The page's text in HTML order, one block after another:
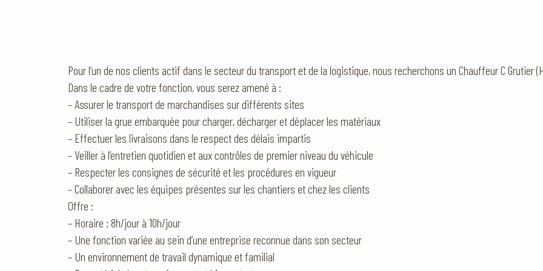
Pour l’un de nos clients actif dans le secteur du transport et de la logistique, nous recherchons un Chauffeur C Grutier
Dans le cadre de votre fonction, vous serez amené à :
– Assurer le transport de marchandises sur différents sites
– Utiliser la grue embarquée pour charger, décharger et déplacer les matériaux
– Effectuer les livraisons dans le respect des délais impartis
– Veiller à l’entretien quotidien et aux contrôles de premier niveau du véhicule
– Respecter les consignes de sécurité et les procédures en vigueur
– Collaborer avec les équipes présentes sur les chantiers et chez les clients
Offre :
– Horaire : 8h/jour à 10h/jour
– Une fonction variée au sein d’une entreprise reconnue dans son secteur
– Un environnement de travail dynamique et familial